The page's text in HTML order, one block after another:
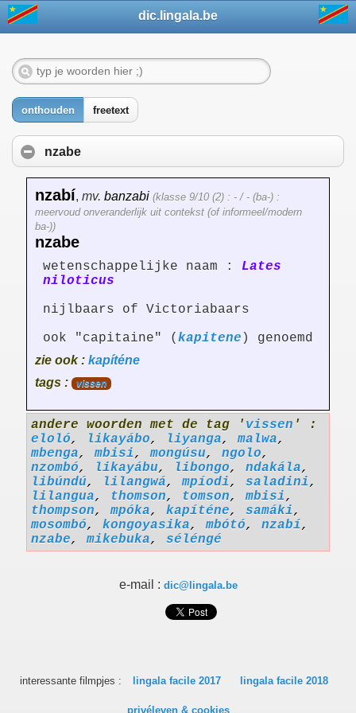
dic.lingala.be
onthouden freetext
nzabe
nzabí, mv. banzabi (klasse 9/10 (2) : - / - (ba-) :
meervoud onveranderlijk uit contekst (of informeel/modern
ba-))
nzabe
wetenschappelijke naam : Lates
niloticus
nijlbaars of Victoriabaars
ook "capitaine" ( kapitene ) genoemd
zie ook : kapíténe
tags :
vissen
andere woorden met de tag ' vissen ' :
eloló, likayábo, liyanga,malwa,
mbenga,mbisi,mongúsu, ngolo,
nzombó, likayábu, libongo, ndakála,
libúndú, lilangwá,mpíodi, saladini,
lilangua, thomson, tomson,mbisi,
thompson,mpóka, kapíténe, samáki,
mosombó, kongoyasika,mbótó, nzabí,
nzabe,mikebuka, séléngé
e-mail : dic@lingala.be
interessante filmpjes : lingala facile 2017 lingala facile 2018
privéleven & cookies